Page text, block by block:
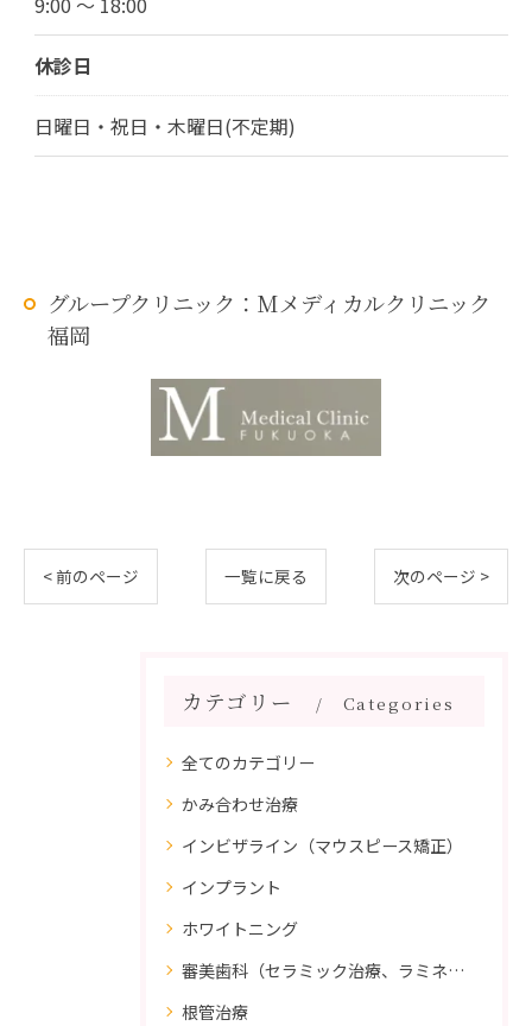
休診日
日曜日・祝日・木曜日(不定期)
グループクリニック：Mメディカルクリニック
福岡
< 前のページ 一覧に戻る 次のページ >
カテゴリー Categories
全てのカテゴリー
かみ合わせ治療
インビザライン（マウスピース矯正）
インプラント
ホワイトニング
審美歯科（セラミック治療、ラミネートべニア、ダイレクトボンディング）
根管治療